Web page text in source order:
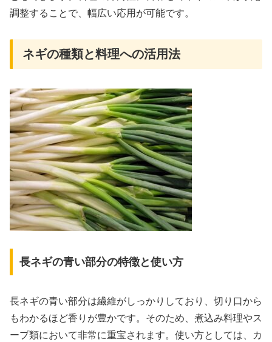
調整することで、幅広い応用が可能です。
ネギの種類と料理への活用法
長ネギの青い部分の特徴と使い方
長ネギの青い部分は繊維がしっかりしており、切り口から
もわかるほど香りが豊かです。そのため、煮込み料理やス
ープ類において非常に重宝されます。使い方としては、カ